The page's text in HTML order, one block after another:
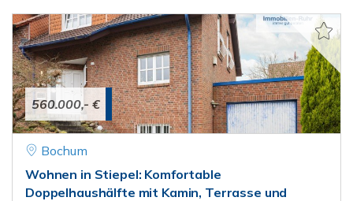
560.000,- €
Bochum
Wohnen in Stiepel: Komfortable
Doppelhaushälfte mit Kamin, Terrasse und